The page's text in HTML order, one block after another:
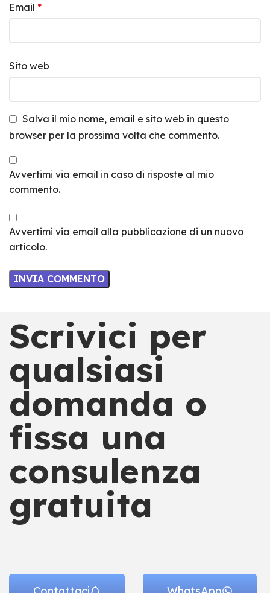
Email *
Sito web
Salva il mio nome, email e sito web in questo
browser per la prossima volta che commento.
Avvertimi via email in caso di risposte al mio
commento.
Avvertimi via email alla pubblicazione di un nuovo
articolo.
Scrivici per
qualsiasi
domanda o
fissa una
consulenza
gratuita